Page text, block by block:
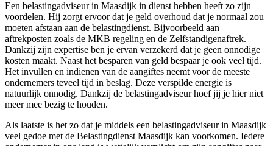
Een belastingadviseur in Maasdijk in dienst hebben heeft zo zijn
voordelen. Hij zorgt ervoor dat je geld overhoud dat je normaal zou
moeten afstaan aan de belastingdienst. Bijvoorbeeld aan
aftrekposten zoals de MKB regeling en de Zelfstandigenaftrek.
Dankzij zijn expertise ben je ervan verzekerd dat je geen onnodige
kosten maakt. Naast het besparen van geld bespaar je ook veel tijd.
Het invullen en indienen van de aangiftes neemt voor de meeste
ondernemers teveel tijd in beslag. Deze verspilde energie is
natuurlijk onnodig. Dankzij de belastingadviseur hoef jij je hier niet
meer mee bezig te houden.
Als laatste is het zo dat je middels een belastingadviseur in Maasdijk
veel gedoe met de Belastingdienst Maasdijk kan voorkomen. Iedere